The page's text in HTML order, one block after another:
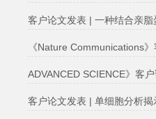
客户论文发表 | 一种结合亲
《Nature Communications
ADVANCED SCIENCE》客
客户论文发表 | 单细胞分析